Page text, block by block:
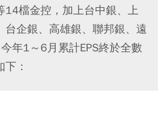
14檔金控，加上台中銀、上
台企銀、高雄銀、聯邦銀、遠
年1～6月累計EPS終於全數
：